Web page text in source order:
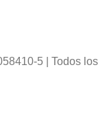
5 | Todos los